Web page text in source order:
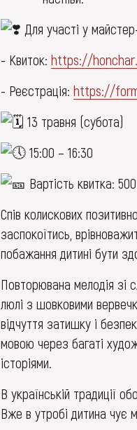
Для участі у
- Квиток: https://
- Реєстрація: https://
13 травня (субота)
15:00 – 16:30
Вартість квитка:
Спів колискових
заспокоїтись,
побажання дитині бути
Повторювана мелодія зі
люлі з шовковими
відчуття затишку і
мовою через багаті
історіями.
В українській традиції
Вже в утробі дитина чує